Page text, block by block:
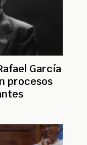
García
procesos